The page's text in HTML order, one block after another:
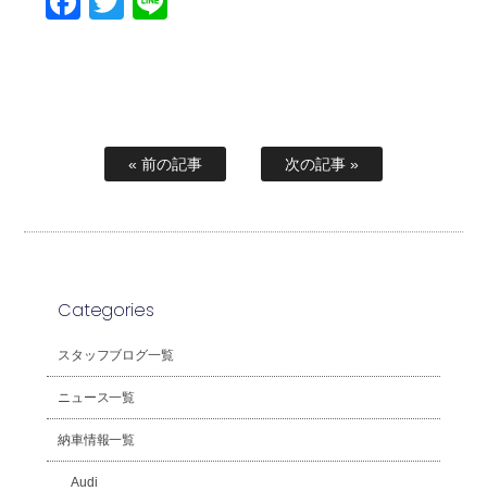
« 前の記事 次の記事 »
Categories
スタッフブログ一覧
ニュース一覧
納車情報一覧
Audi